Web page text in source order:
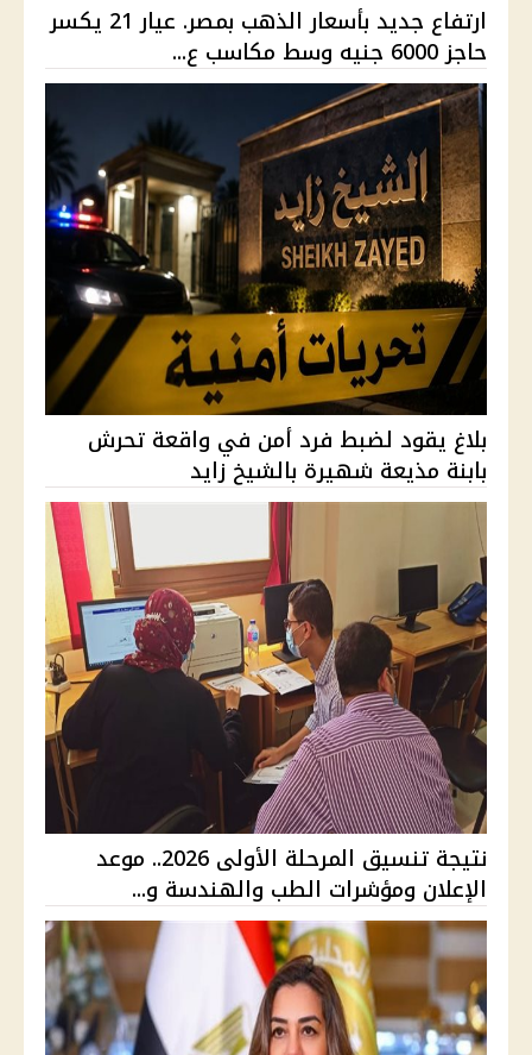
ارتفاع جديد بأسعار الذهب بمصر. عيار 21 يكسر
حاجز 6000 جنيه وسط مكاسب ع...
بلاغ يقود لضبط فرد أمن في واقعة تحرش
بابنة مذيعة شهيرة بالشيخ زايد
نتيجة تنسيق المرحلة الأولى 2026.. موعد
الإعلان ومؤشرات الطب والهندسة و...